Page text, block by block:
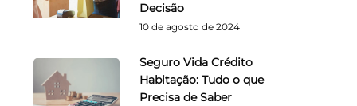
Decisão
10 de agosto de 2024
Seguro Vida Crédito
Habitação: Tudo o que
Precisa de Saber